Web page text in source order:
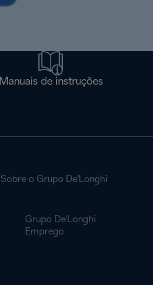
Manuais de instruções
Sobre o Grupo De'Longhi
Grupo De'Longhi
Emprego